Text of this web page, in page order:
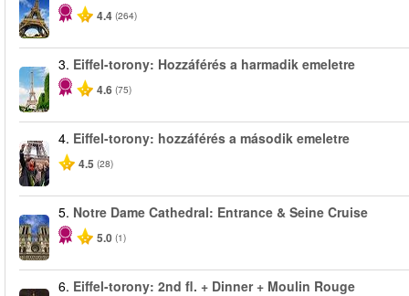
4.4 (264)
3. Eiffel-torony: Hozzáférés a harmadik emeletre
4.6 (75)
4. Eiffel-torony: hozzáférés a második emeletre
4.5 (28)
5. Notre Dame Cathedral: Entrance & Seine Cruise
5.0 (1)
6. Eiffel-torony: 2nd fl. + Dinner + Moulin Rouge